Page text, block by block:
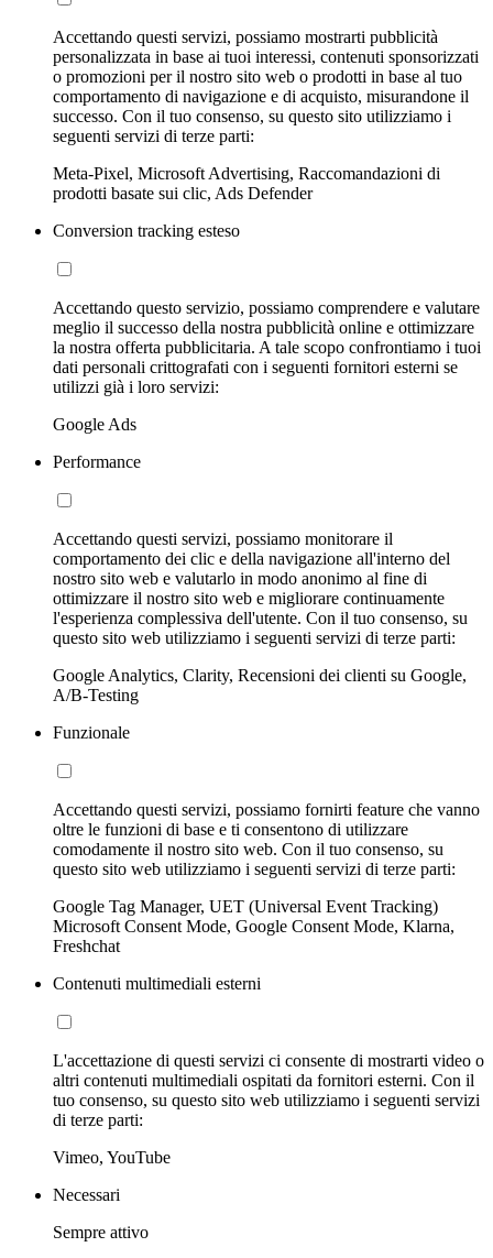
Accettando questi servizi, possiamo mostrarti pubblicità
personalizzata in base ai tuoi interessi, contenuti sponsorizzati
o promozioni per il nostro sito web o prodotti in base al tuo
comportamento di navigazione e di acquisto, misurandone il
successo. Con il tuo consenso, su questo sito utilizziamo i
seguenti servizi di terze parti:
Meta-Pixel, Microsoft Advertising, Raccomandazioni di
prodotti basate sui clic, Ads Defender
Conversion tracking esteso
Accettando questo servizio, possiamo comprendere e valutare
meglio il successo della nostra pubblicità online e ottimizzare
la nostra offerta pubblicitaria. A tale scopo confrontiamo i tuoi
dati personali crittografati con i seguenti fornitori esterni se
utilizzi già i loro servizi:
Google Ads
Performance
Accettando questi servizi, possiamo monitorare il
comportamento dei clic e della navigazione all'interno del
nostro sito web e valutarlo in modo anonimo al fine di
ottimizzare il nostro sito web e migliorare continuamente
l'esperienza complessiva dell'utente. Con il tuo consenso, su
questo sito web utilizziamo i seguenti servizi di terze parti:
Google Analytics, Clarity, Recensioni dei clienti su Google,
A/B-Testing
Funzionale
Accettando questi servizi, possiamo fornirti feature che vanno
oltre le funzioni di base e ti consentono di utilizzare
comodamente il nostro sito web. Con il tuo consenso, su
questo sito web utilizziamo i seguenti servizi di terze parti:
Google Tag Manager, UET (Universal Event Tracking)
Microsoft Consent Mode, Google Consent Mode, Klarna,
Freshchat
Contenuti multimediali esterni
L'accettazione di questi servizi ci consente di mostrarti video o
altri contenuti multimediali ospitati da fornitori esterni. Con il
tuo consenso, su questo sito web utilizziamo i seguenti servizi
di terze parti:
Vimeo, YouTube
Necessari
Sempre attivo